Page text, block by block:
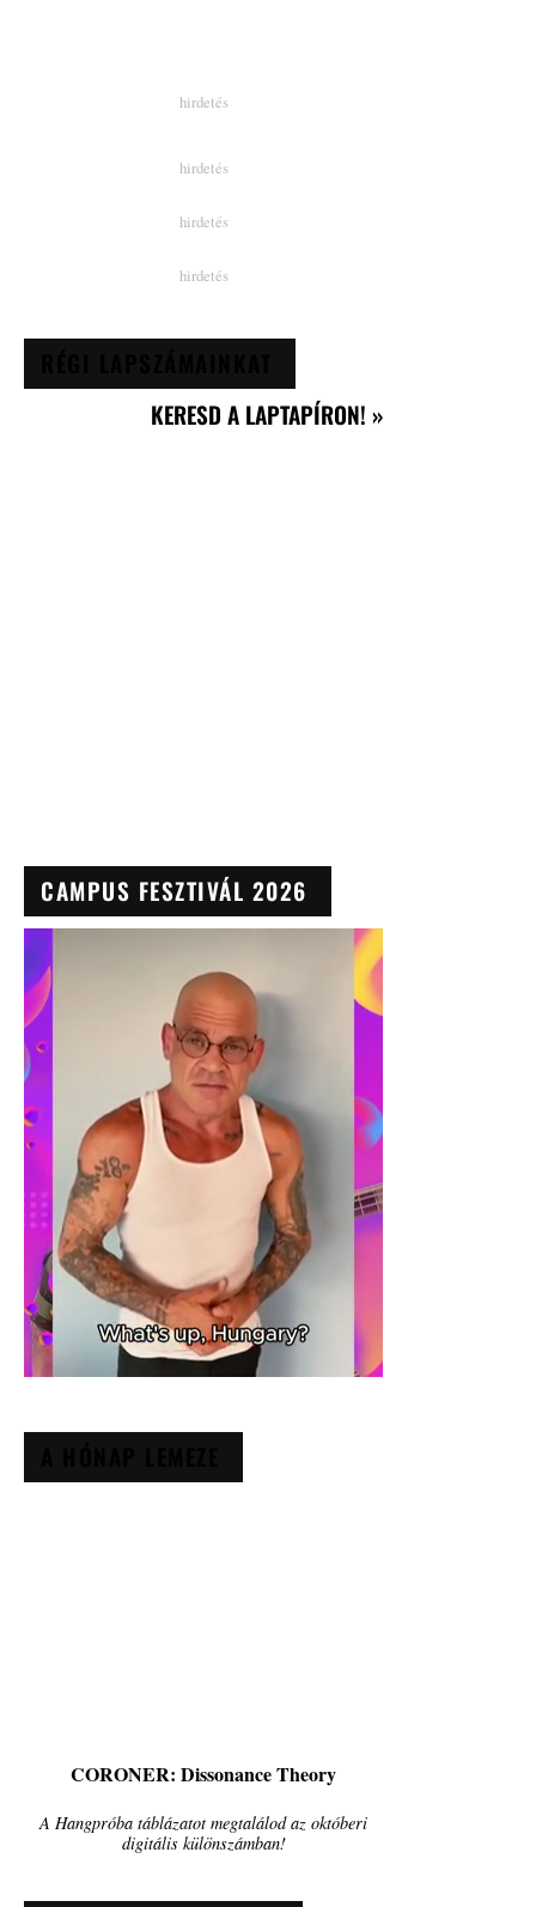
KERESD A LAPTAPÍRON! »
CAMPUS FESZTIVÁL 2026
CORONER: Dissonance Theory
A Hangpróba táblázatot megtalálod az októberi
digitális különszámban!